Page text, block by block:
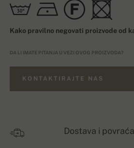
Kako pravilno negovati proizvode od
DA LI IMATE PITANJA U VEZI OVOG PROIZVODA?
KONTAKTIRAJTE NAS
Dostava i